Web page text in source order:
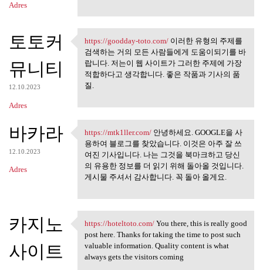
Adres
토토커
뮤니티
12.10.2023
Adres
https://goodday-toto.com/ 이러한
https://goodday-toto.com/이러한 유형의 주제를
검색하는 거의 모든 사람들에게 도움이되기를 바
랍니다. 저는이 웹 사이트가 그러한 주제에 가장
적합하다고 생각합니다. 좋은 작품과 기사의 품
질.
바카라
12.10.2023
Adres
https://mtk1ller.com/ 안녕하세요.
https://mtk1ller.com/안녕하세요. GOOGLE을 사
용하여 블로그를 찾았습니다. 이것은 아주 잘 쓰
여진 기사입니다. 나는 그것을 북마크하고 당신
의 유용한 정보를 더 읽기 위해 돌아올 것입니다.
게시물 주셔서 감사합니다. 꼭 돌아 올게요.
카지노
사이트
https://hoteltoto.com/ You
https://hoteltoto.com/You there, this is really good
post here. Thanks for taking the time to post such
valuable information. Quality content is what
always gets the visitors coming